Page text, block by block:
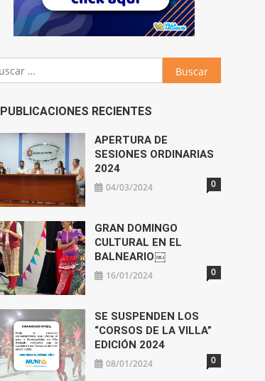
Buscar:
PUBLICACIONES RECIENTES
APERTURA DE
SESIONES ORDINARIAS
2024
04/03/2024 0
GRAN DOMINGO
CULTURAL EN EL
BALNEARIO￼
16/01/2024 0
SE SUSPENDEN LOS
“CORSOS DE LA VILLA”
EDICIÓN 2024
08/01/2024 0